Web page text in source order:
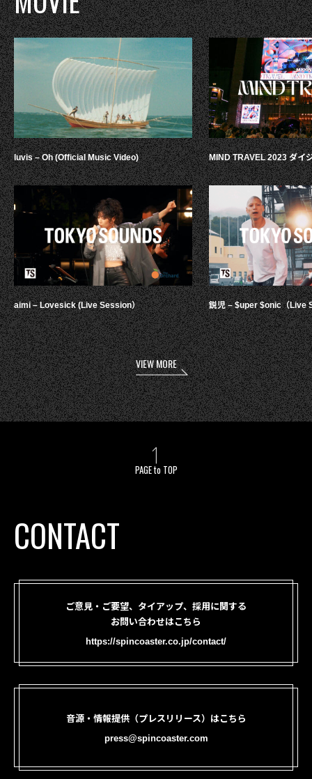
luvis – Oh (Official Music Video)
aimi – Lovesick (Live Session）
MIND TRAVEL 2023 ダイ
鋭児 – $uper $onic（Live
VIEW MORE
PAGE to TOP
CONTACT
ご意見・ご要望、タイアップ、採用に関する
お問い合わせはこちら
https://spincoaster.co.jp/contact/
音源・情報提供（プレスリリース）はこちら
press@spincoaster.com